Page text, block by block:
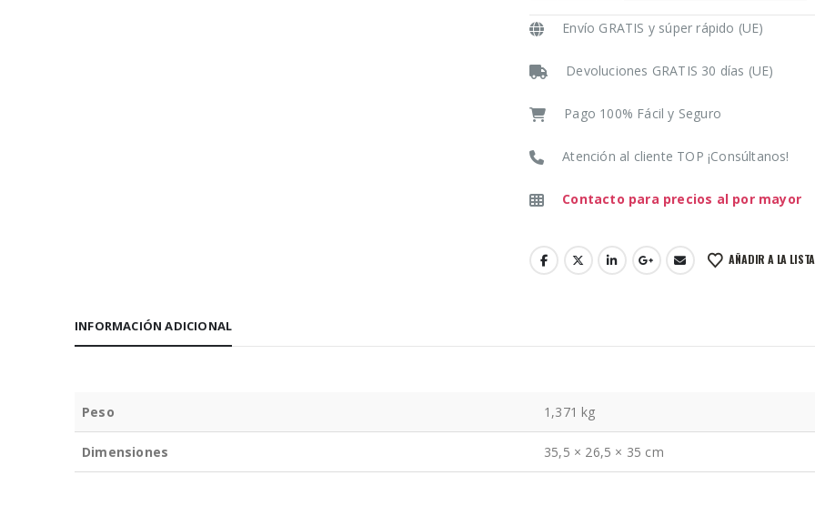
Envío GRATIS y súper rápido (UE)
Devoluciones GRATIS 30 días (UE)
Pago 100% Fácil y Seguro
Atención al cliente TOP ¡Consúltanos!
Contacto para precios al por mayor
AÑADIR A LA
INFORMACIÓN ADICIONAL
Peso 1,371 kg
Dimensiones 35,5 × 26,5 × 35 cm